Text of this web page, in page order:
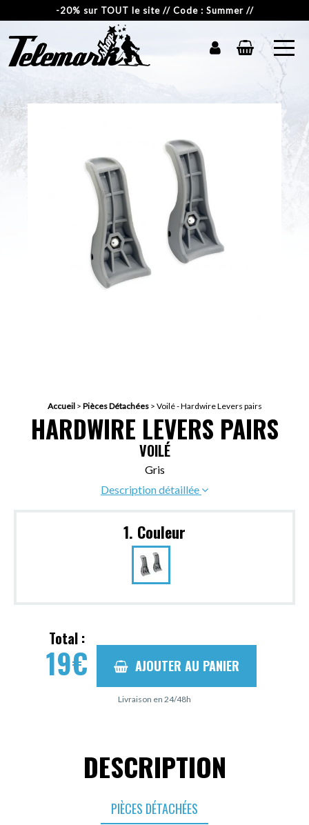
-20% sur TOUT le site // Code : Summer //
Accueil> Pièces Détachées> Voilé - Hardwire Levers pairs
HARDWIRE LEVERS PAIRS
VOILÉ
Gris
Description détaillée
1. Couleur
Total :
19€ AJOUTER AU PANIER
Livraison en 24/48h
DESCRIPTION
PIÈCES DÉTACHÉES